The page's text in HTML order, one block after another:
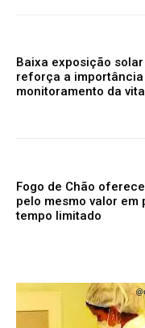
Baixa exposição
reforça a importância
monitoramento da
Fogo de Chão
pelo mesmo valor em
tempo limitado